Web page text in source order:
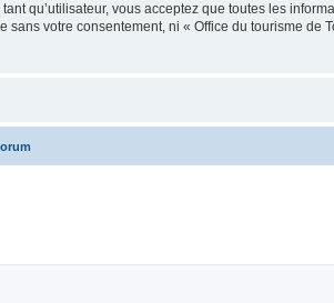
qu’utilisateur, vous acceptez que toutes les
sans votre consentement, ni « Office du tourisme